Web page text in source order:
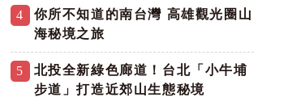
4
你所不知道的南台灣 高雄觀光圈山
海秘境之旅
5
北投全新綠色廊道！台北「小牛埔
步道」打造近郊山生態秘境